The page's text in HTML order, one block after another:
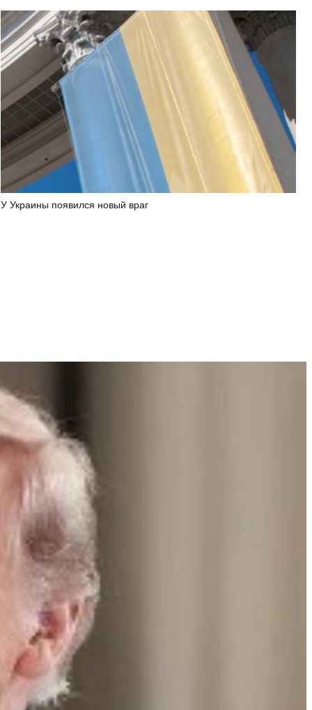
У Украины появился новый враг